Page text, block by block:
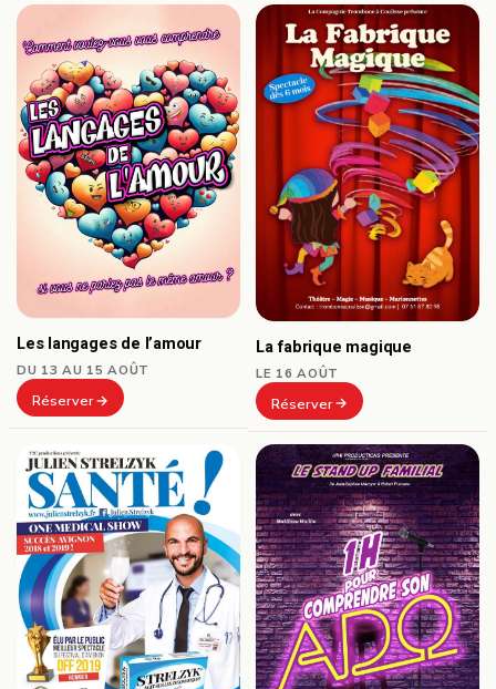
Les langages de l’amour
DU 13 AU 15 AOÛT
Réserver
La fabrique magique
LE 16 AOÛT
Réserver